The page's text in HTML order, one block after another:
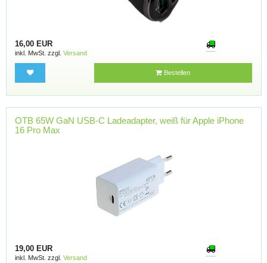
16,00 EUR
inkl. MwSt. zzgl. Versand
Bestellen
OTB 65W GaN USB-C Ladeadapter, weiß für Apple iPhone
16 Pro Max
19,00 EUR
inkl. MwSt. zzgl. Versand